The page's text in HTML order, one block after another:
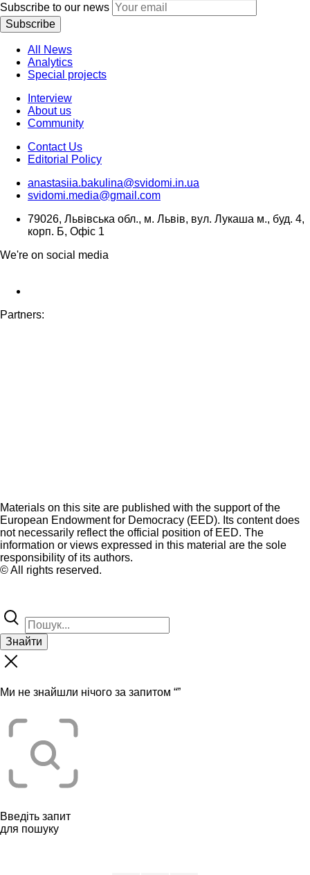
Subscribe to our news
Subscribe
All News
Analytics
Special projects
Interview
About us
Community
Contact Us
Editorial Policy
anastasiia.bakulina@svidomi.in.ua
svidomi.media@gmail.com
79026, Львівська обл., м. Львів, вул. Лукаша м., буд. 4,
корп. Б, Офіс 1
We're on social media
Partners:
Materials on this site are published with the support of the
European Endowment for Democracy (EED). Its content does
not necessarily reflect the official position of EED. The
information or views expressed in this material are the sole
responsibility of its authors.
© All rights reserved.
Знайти
Ми не знайшли нічого за запитом “”
Введіть запит
для пошуку